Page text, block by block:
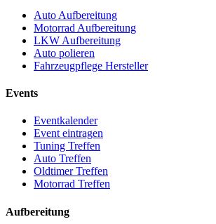
Auto Aufbereitung
Motorrad Aufbereitung
LKW Aufbereitung
Auto polieren
Fahrzeugpflege Hersteller
Events
Eventkalender
Event eintragen
Tuning Treffen
Auto Treffen
Oldtimer Treffen
Motorrad Treffen
Aufbereitung